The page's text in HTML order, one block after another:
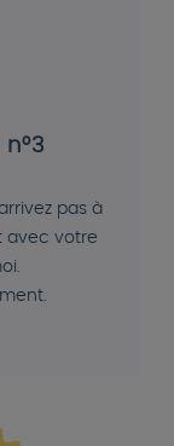
pas à
avec votre